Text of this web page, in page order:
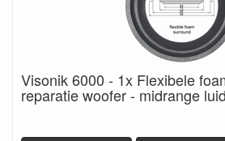
Visonik 6000 - 1x Flexibele
reparatie woofer - midrange